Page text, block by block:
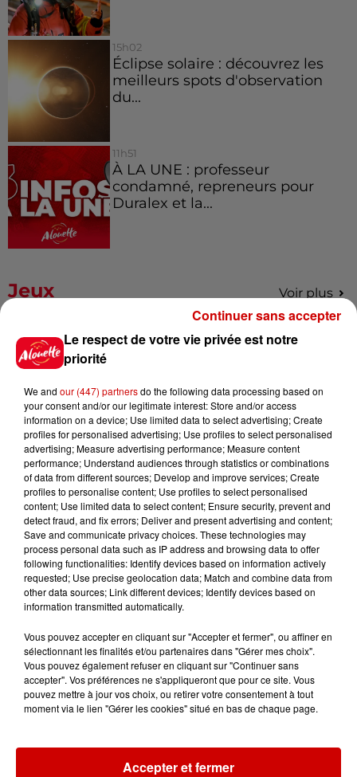
15h02
Éclipse solaire : découvrez les
meilleurs spots d'observation
du...
11h51
À LA UNE : professeur
condamné, repreneurs pour
Duralex et la...
Jeux Voir plus
Gagnez vos places pour le
Festival du Roi Arthur 2026 !
Gagnez vos entrées pour le
Musée du Sport Automobile au
Mans !
Alouette vous invite à
Futuroscope Xperiences !
Le Duel - Gagnez votre balade
en jet ski !
Le respect de votre vie privée est notre
priorité
We and our (447) partnersdo the following data processing based on
your consent and/or our legitimate interest: Store and/or access
information on a device; Use limited data to select advertising; Create
profiles for personalised advertising; Use profiles to select personalised
advertising; Measure advertising performance; Measure content
performance; Understand audiences through statistics or combinations
of data from different sources; Develop and improve services; Create
profiles to personalise content; Use profiles to select personalised
content; Use limited data to select content; Ensure security, prevent and
detect fraud, and fix errors; Deliver and present advertising and content;
Save and communicate privacy choices. These technologies may
process personal data such as IP address and browsing data to offer
following functionalities: Identify devices based on information actively
requested; Use precise geolocation data; Match and combine data from
other data sources; Link different devices; Identify devices based on
information transmitted automatically.
Vous pouvez accepter en cliquant sur "Accepter et fermer", ou affiner en
sélectionnant les finalités et/ou partenaires dans "Gérer mes choix".
Vous pouvez également refuser en cliquant sur "Continuer sans
accepter". Vos préférences ne s'appliqueront que pour ce site. Vous
pouvez mettre à jour vos choix, ou retirer votre consentement à tout
moment via le lien "Gérer les cookies" situé en bas de chaque page.
Accepter et fermer
Continuer sans accepter